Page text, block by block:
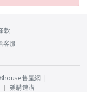
款
客服
售屋網
樂購速購